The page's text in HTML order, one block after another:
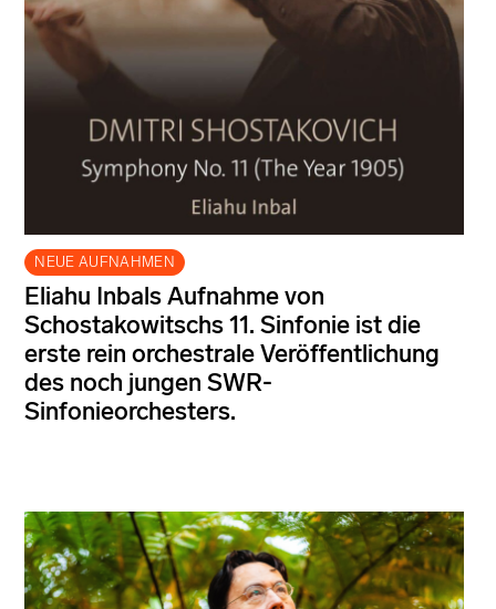
NEUE AUFNAHMEN
Eliahu Inbals Aufnahme von
Schostakowitschs 11. Sinfonie ist die
erste rein orchestrale Veröffentlichung
des noch jungen SWR-
Sinfonieorchesters.